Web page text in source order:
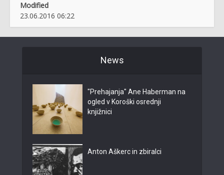
Modified
23.06.2016 06:22
News
"Prehajanja" Ane Haberman na
ogled v Koroški osrednji
knjižnici
Anton Aškerc in zbiralci